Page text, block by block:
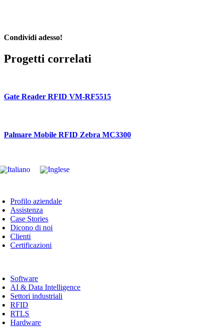
Condividi adesso!
Facebook
LinkedIn
WhatsApp
Email
Progetti correlati
Gate Reader RFID VM-RF5515
Palmare Mobile RFID Zebra MC3300
Profilo aziendale
Assistenza
Case Stories
Dicono di noi
Clienti
Certificazioni
Software
AI & Data Intelligence
Settori industriali
RFID
RTLS
Hardware